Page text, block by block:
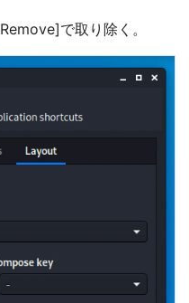
で取り除く。